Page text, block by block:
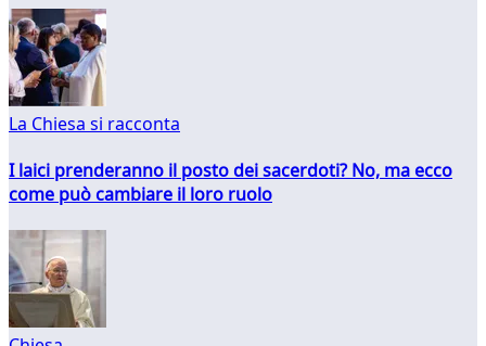
La Chiesa si racconta
I laici prenderanno il posto dei sacerdoti? No, ma ecco
come può cambiare il loro ruolo